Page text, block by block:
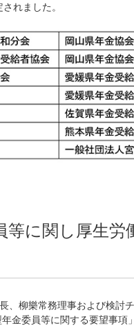
れました。
等に関し厚生労
、柳樂常務理事および検討
金委員等に関する要望事